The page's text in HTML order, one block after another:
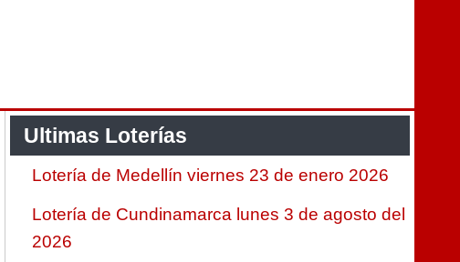
Ultimas Loterías
Lotería de Medellín viernes 23 de enero 2026
Lotería de Cundinamarca lunes 3 de agosto del
2026